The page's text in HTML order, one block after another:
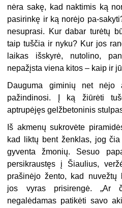
nėra sakę, kad naktimis ką
pasirinkę ir ką norėjo pa-
nesuprasi. Kur dabar turėtų
taip tuščia ir nyku? Kur jos
laikas išskyrė, nutolino,
nepažįsta viena kitos – kaip ir
Dauguma giminių net nėjo
pažindinosi. Į ką žiūrėti
aptrupėjęs gelžbetoninis
Iš akmenų sukrovėte
kad liktų bent ženklas, jog
gyventa žmonių. Sesuo
persikraustęs į Šiaulius,
prašinėjo žento, kad nuvežtų
jos vyras prisirengė. „Ar
negalėdamas patikėti savo